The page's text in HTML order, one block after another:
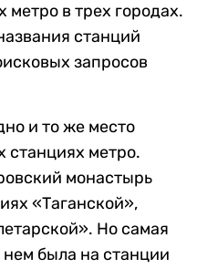
в трех городах.
станций
запросов
и то же место
станциях метро.
монастырь
«Таганской»,
Но самая
была на станции